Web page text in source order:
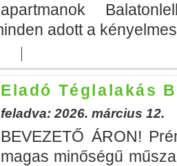
apartmanok
adott a
Eladó Téglalakás
feladva: 2026. március 12.
BEVEZETŐ ÁRON!
magas minőségű